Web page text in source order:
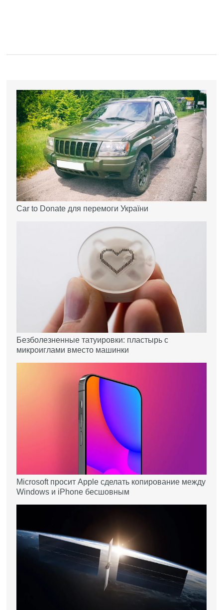
Car to Donate для перемоги України
Безболезненные татуировки: пластырь с
микроиглами вместо машинки
Microsoft просит Apple сделать копирование между
Windows и iPhone бесшовным